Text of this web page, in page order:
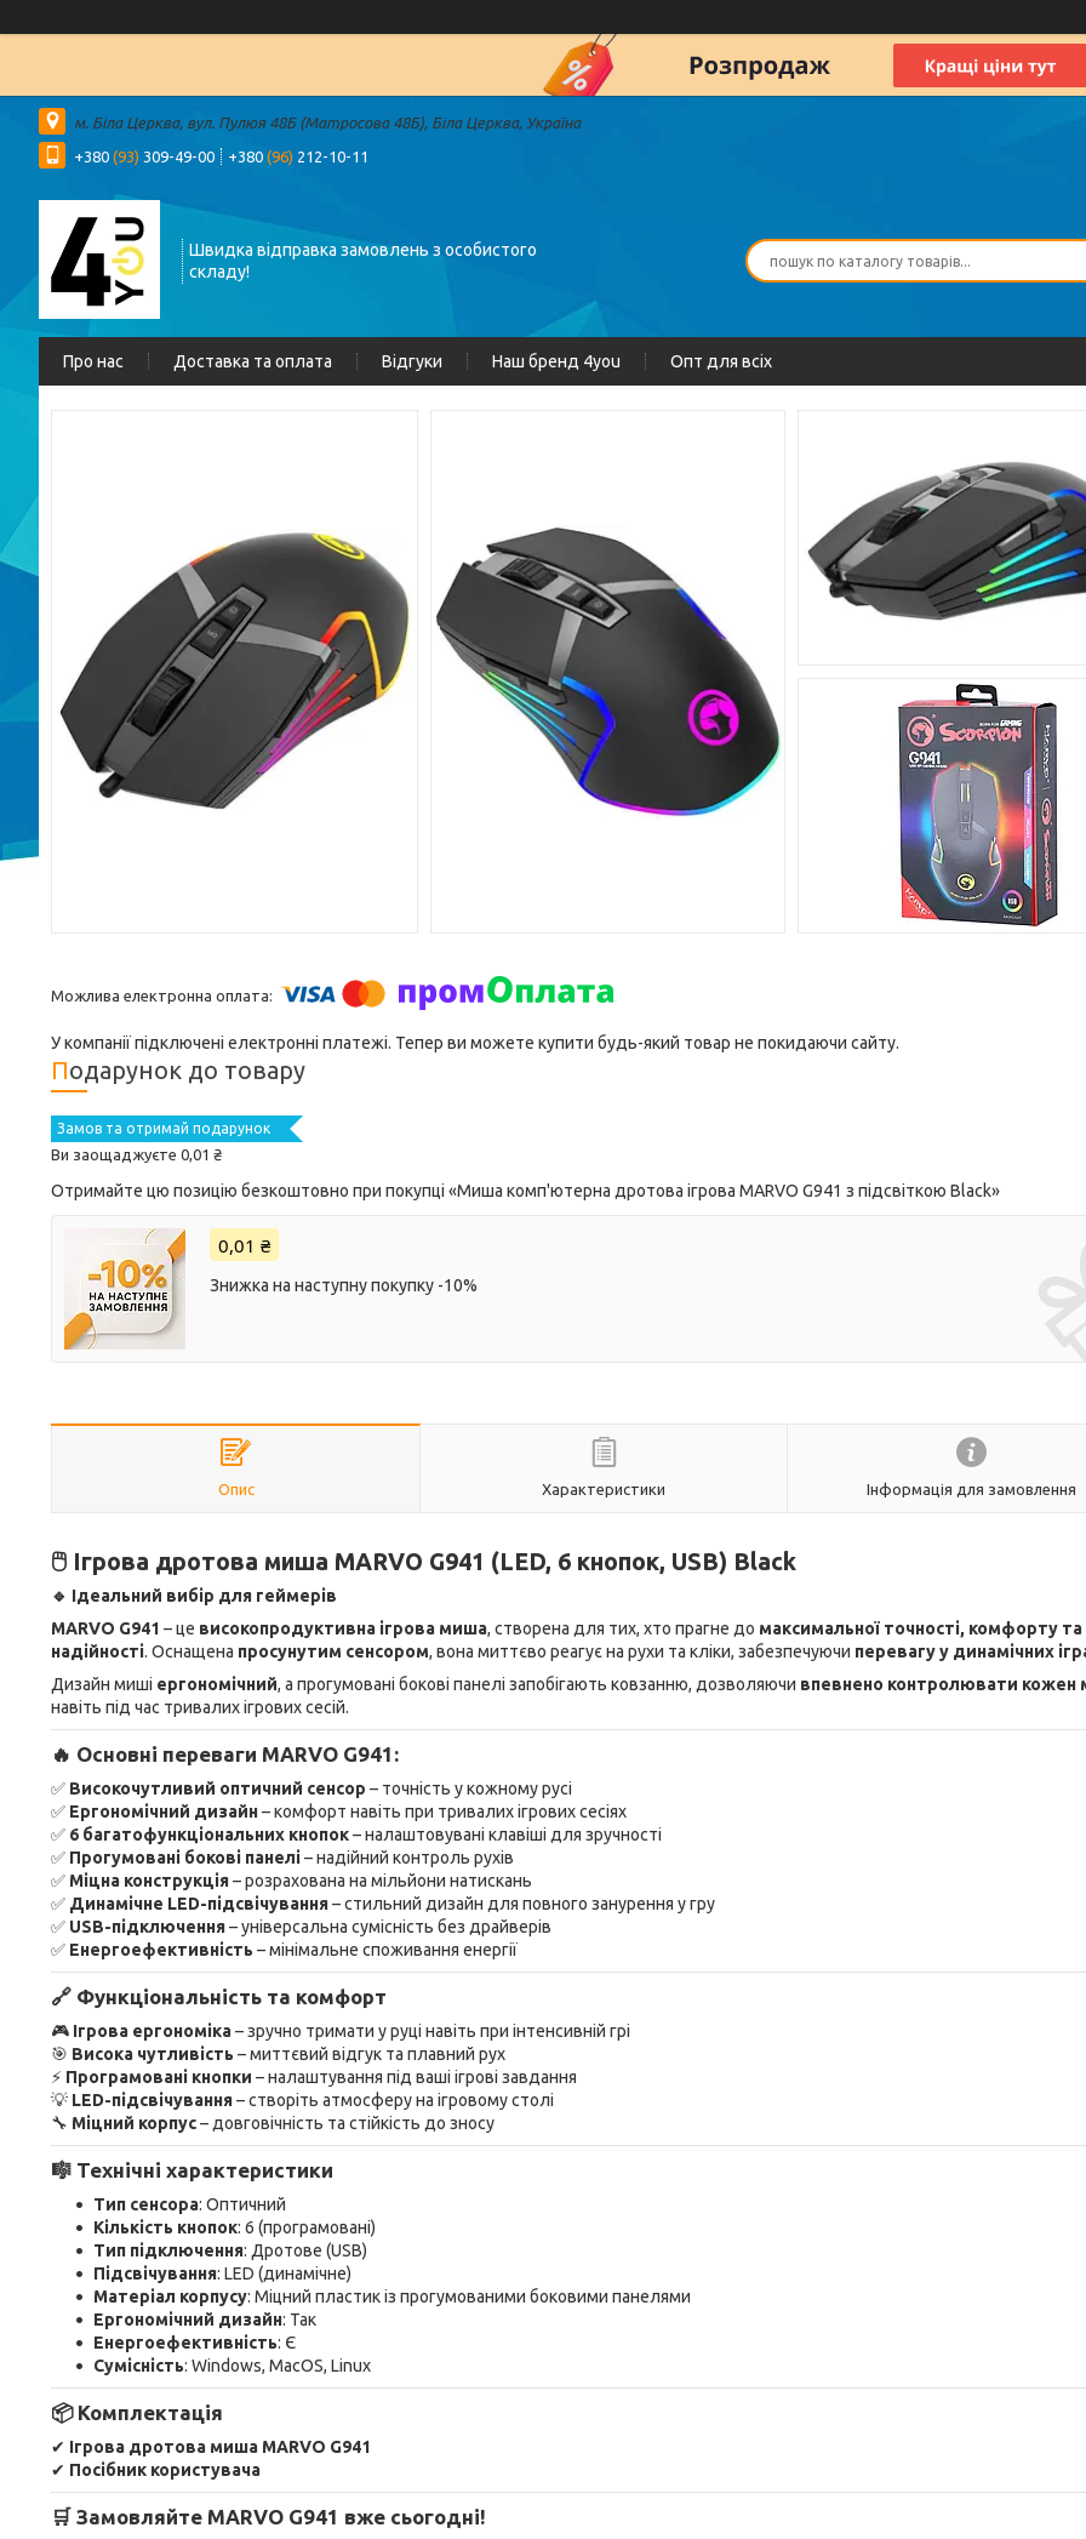
м. Біла Церква, вул. Пулюя 48Б (Матросова 48Б), Біла Церква, Україна
+380 (93) 309-49-00 +380 (96) 212-10-11
Швидка відправка замовлень з особистого
складу!
Про нас Доставка та оплата Відгуки Наш бренд 4you Опт для всіх
У компанії підключені електронні платежі. Тепер ви можете купити будь-який товар не покидаючи сайту.
Подарунок до товару
Замов та отримай подарунок
Ви заощаджуєте 0,01 ₴
Отримайте цю позицію безкоштовно при покупці «Миша комп'ютерна дротова ігрова MARVO G941 з підсвіткою Black»
0,01 ₴
Знижка на наступну покупку -10%
Опис Характеристики Інформація для замовлення
🖱️ Ігрова дротова миша MARVO G941 (LED, 6 кнопок, USB) Black
🔹 Ідеальний вибір для геймерів
MARVO G941 – це високопродуктивна ігрова миша, створена для тих, хто прагне до максимальної точності, комфорту та
надійності. Оснащена просунутим сенсором, вона миттєво реагує на рухи та кліки, забезпечуючи перевагу у динамічних
Дизайн миші ергономічний, а прогумовані бокові панелі запобігають ковзанню, дозволяючи впевнено контролювати кожен
навіть під час тривалих ігрових сесій.
🔥 Основні переваги MARVO G941:
✅ Високочутливий оптичний сенсор – точність у кожному русі
✅ Ергономічний дизайн– комфорт навіть при тривалих ігрових сесіях
✅ 6 багатофункціональних кнопок– налаштовувані клавіші для зручності
✅ Прогумовані бокові панелі– надійний контроль рухів
✅ Міцна конструкція– розрахована на мільйони натискань
✅ Динамічне LED-підсвічування– стильний дизайн для повного занурення у гру
✅ USB-підключення– універсальна сумісність без драйверів
✅ Енергоефективність – мінімальне споживання енергії
🔗 Функціональність та комфорт
🎮 Ігрова ергономіка– зручно тримати у руці навіть при інтенсивній грі
🎯 Висока чутливість – миттєвий відгук та плавний рух
⚡ Програмовані кнопки – налаштування під ваші ігрові завдання
💡 LED-підсвічування– створіть атмосферу на ігровому столі
🔧 Міцний корпус– довговічність та стійкість до зносу
🎼 Технічні характеристики
Тип сенсора: Оптичний
Кількість кнопок: 6 (програмовані)
Тип підключення: Дротове (USB)
Підсвічування: LED (динамічне)
Матеріал корпусу: Міцний пластик із прогумованими боковими панелями
Ергономічний дизайн: Так
Енергоефективність: Є
Сумісність: Windows, MacOS, Linux
📦 Комплектація
✔ Ігрова дротова миша MARVO G941
✔ Посібник користувача
🛒 Замовляйте MARVO G941 вже сьогодні!